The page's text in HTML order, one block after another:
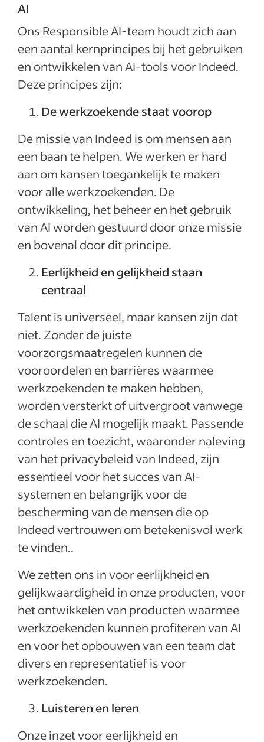
AI
Ons Responsible AI-team houdt zich aan
een aantal kernprincipes bij het gebruiken
en ontwikkelen van AI-tools voor Indeed.
Deze principes zijn:
De werkzoekende staat voorop
De missie van Indeed is om mensen aan
een baan te helpen. We werken er hard
aan om kansen toegankelijk te maken
voor alle werkzoekenden. De
ontwikkeling, het beheer en het gebruik
van AI worden gestuurd door onze missie
en bovenal door dit principe.
Eerlijkheid en gelijkheid staan
centraal
Talent is universeel, maar kansen zijn dat
niet. Zonder de juiste
voorzorgsmaatregelen kunnen de
vooroordelen en barrières waarmee
werkzoekenden te maken hebben,
worden versterkt of uitvergroot vanwege
de schaal die AI mogelijk maakt. Passende
controles en toezicht, waaronder naleving
van het privacybeleid van Indeed, zijn
essentieel voor het succes van AI-
systemen en belangrijk voor de
bescherming van de mensen die op
Indeed vertrouwen om betekenisvol werk
te vinden..
We zetten ons in voor eerlijkheid en
gelijkwaardigheid in onze producten, voor
het ontwikkelen van producten waarmee
werkzoekenden kunnen profiteren van AI
en voor het opbouwen van een team dat
divers en representatief is voor
werkzoekenden.
Luisteren en leren
Onze inzet voor eerlijkheid en